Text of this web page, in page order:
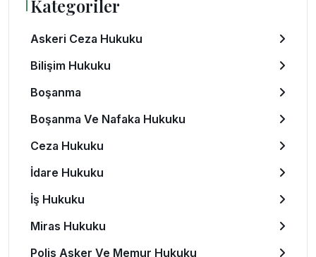
Kategoriler
Askeri Ceza Hukuku
Bilişim Hukuku
Boşanma
Boşanma Ve Nafaka Hukuku
Ceza Hukuku
İdare Hukuku
İş Hukuku
Miras Hukuku
Polis Asker Ve Memur Hukuku